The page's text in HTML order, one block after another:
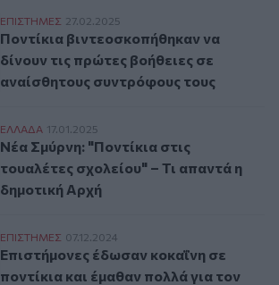
Ποντίκια βιντεοσκοπήθηκαν να δίνουν
ΕΠΙΣΤΗΜΕΣ 27.02.2025
Ποντίκια βιντεοσκοπήθηκαν να
δίνουν τις πρώτες βοήθειες σε
αναίσθητους συντρόφους τους
Νέα Σμύρνη: "Ποντίκια στις τουαλέτες
ΕΛΛAΔΑ 17.01.2025
Νέα Σμύρνη: "Ποντίκια στις
τουαλέτες σχολείου" – Τι απαντά η
δημοτική Αρχή
Επιστήμονες έδωσαν κοκαΐνη σε
ΕΠΙΣΤΗΜΕΣ 07.12.2024
Επιστήμονες έδωσαν κοκαΐνη σε
ποντίκια και έμαθαν πολλά για τον